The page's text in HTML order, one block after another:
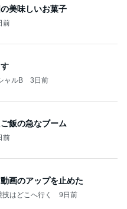
美味しいお菓子
前
ャルB 3日前
飯の急なブーム
前
画のアップを止めた
はどこへ行く 9日前